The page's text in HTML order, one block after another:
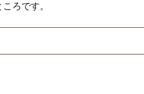
ろです。